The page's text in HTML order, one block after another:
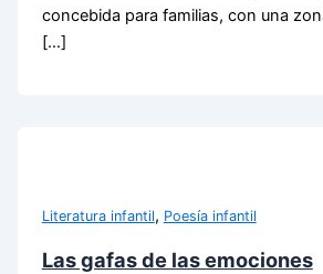
concebida para familias, con una
[…]
Literatura infantil, Poesía infantil
Las gafas de las emociones